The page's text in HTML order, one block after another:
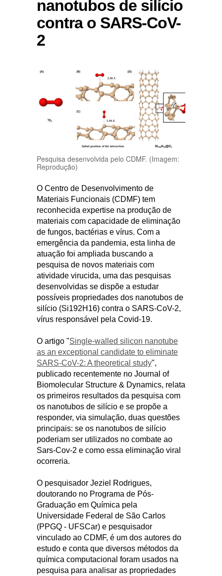
nanotubos de silício
contra o SARS-CoV-
2
Pesquisa desenvolvida pelo CDMF. (Imagem:
Reprodução)
O Centro de Desenvolvimento de
Materiais Funcionais (CDMF) tem
reconhecida expertise na produção de
materiais com capacidade de eliminação
de fungos, bactérias e vírus. Com a
emergência da pandemia, esta linha de
atuação foi ampliada buscando a
pesquisa de novos materiais com
atividade virucida, uma das pesquisas
desenvolvidas se dispõe a estudar
possíveis propriedades dos nanotubos de
silício (Si192H16) contra o SARS-CoV-2,
vírus responsável pela Covid-19.
O artigo "Single-walled silicon nanotube
as an exceptional candidate to eliminate
SARS-CoV-2: A theoretical study",
publicado recentemente no Journal of
Biomolecular Structure & Dynamics, relata
os primeiros resultados da pesquisa com
os nanotubos de silício e se propõe a
responder, via simulação, duas questões
principais: se os nanotubos de silício
poderiam ser utilizados no combate ao
Sars-Cov-2 e como essa eliminação viral
ocorreria.
O pesquisador Jeziel Rodrigues,
doutorando no Programa de Pós-
Graduação em Química pela
Universidade Federal de São Carlos
(PPGQ - UFSCar) e pesquisador
vinculado ao CDMF, é um dos autores do
estudo e conta que diversos métodos da
química computacional foram usados na
pesquisa para analisar as propriedades